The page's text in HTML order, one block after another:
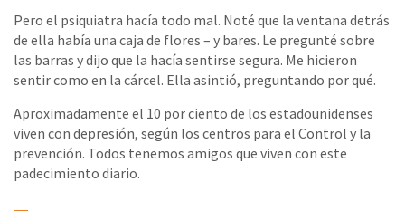
Pero el psiquiatra hacía todo mal. Noté que la ventana detrás
de ella había una caja de flores – y bares. Le pregunté sobre
las barras y dijo que la hacía sentirse segura. Me hicieron
sentir como en la cárcel. Ella asintió, preguntando por qué.
Aproximadamente el 10 por ciento de los estadounidenses
viven con depresión, según los centros para el Control y la
prevención. Todos tenemos amigos que viven con este
padecimiento diario.